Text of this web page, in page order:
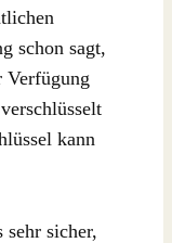
schon sagt,
Verfügung
kann
sehr sicher,